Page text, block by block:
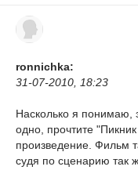
ronnichka:
31-07-2010, 18:23
Насколько я понимаю,
одно, прочтите
произведение. Фильм
судя по сценарию так